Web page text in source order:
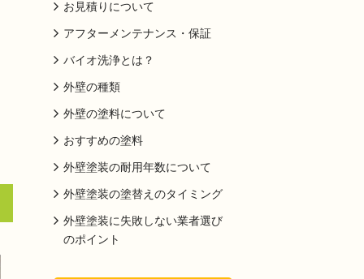
お見積りについて
アフターメンテナンス・保証
バイオ洗浄とは？
外壁の種類
外壁の塗料について
おすすめの塗料
外壁塗装の耐用年数について
外壁塗装の塗替えのタイミング
外壁塗装に失敗しない業者選び
のポイント